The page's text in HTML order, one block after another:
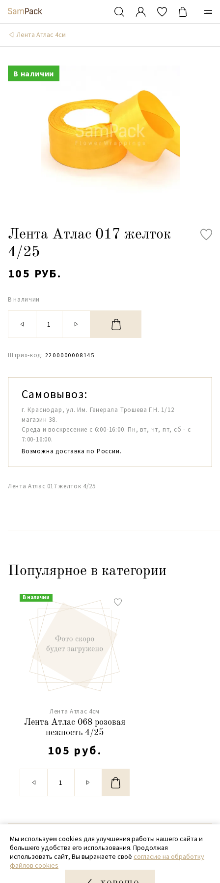
Лента Атлас 4см
В наличии
Лента Атлас 017 желток
4/25
105 РУБ.
В наличии
Штрих-код: 2200000008145
Самовывоз:
г. Краснодар, ул. Им. Генерала Трошева Г.Н. 1/12
магазин 38.
Среда и воскресение с 6:00-16:00. Пн, вт, чт, пт, сб - с
7:00-16:00.
Возможна доставка по России.
Лента Атлас 017 желток 4/25
Популярное в категории
В наличии
Лента Атлас 4см
Лента Атлас 068 розовая
нежность 4/25
105 руб.
© 2020 - 2026 SamPack
+ 7 (918) 699-97-87
zakaz@sampack.store
Мы используем cookies для улучшения работы нашего сайта и
большего удобства его использования. Продолжая
использовать сайт, Вы выражаете своё согласие на обработку
файлов cookies